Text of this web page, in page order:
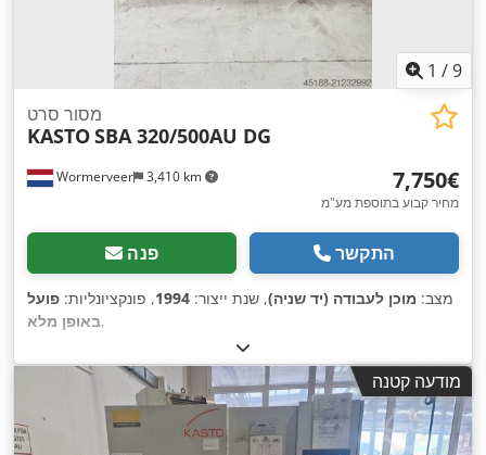
1 /9
Wormerveer 3,410 km
מסור סרט
KASTOSBA 320/500AU DG
‏7,750 ‏€
מחיר קבוע בתוספת מע"מ
פנה התקשר
מצב: מוכן לעבודה (יד שניה), שנת ייצור: 1994, פונקציונליות: פועל
באופן מלא,
מודעה קטנה